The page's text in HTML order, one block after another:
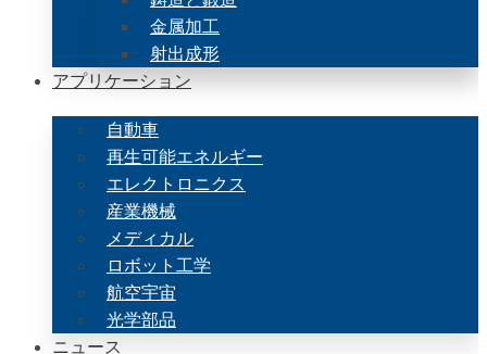
金属加工
射出成形
アプリケーション
自動車
再生可能エネルギー
エレクトロニクス
産業機械
メディカル
ロボット工学
航空宇宙
光学部品
ニュース